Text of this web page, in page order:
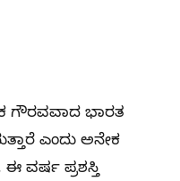
ಗೌರವವಾದ ಭಾರತ
ಎಂದು ಅನೇಕ
ವರ್ಷ ಪ್ರಶಸ್ತಿ